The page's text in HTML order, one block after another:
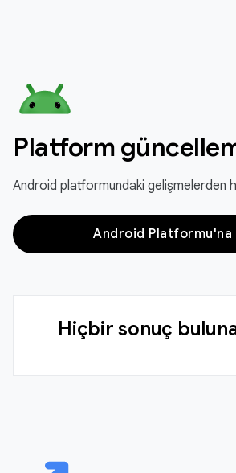
Platform
Android platformundaki gelişmelerden
Android Platformu'na
Hiçbir sonuç